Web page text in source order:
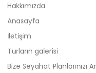
Hakkımızda
Anasayfa
İletişim
Turların galerisi
Bize Seyahat Planlarınızı